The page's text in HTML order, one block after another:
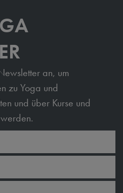
an, um
zu Yoga und
und über Kurse und